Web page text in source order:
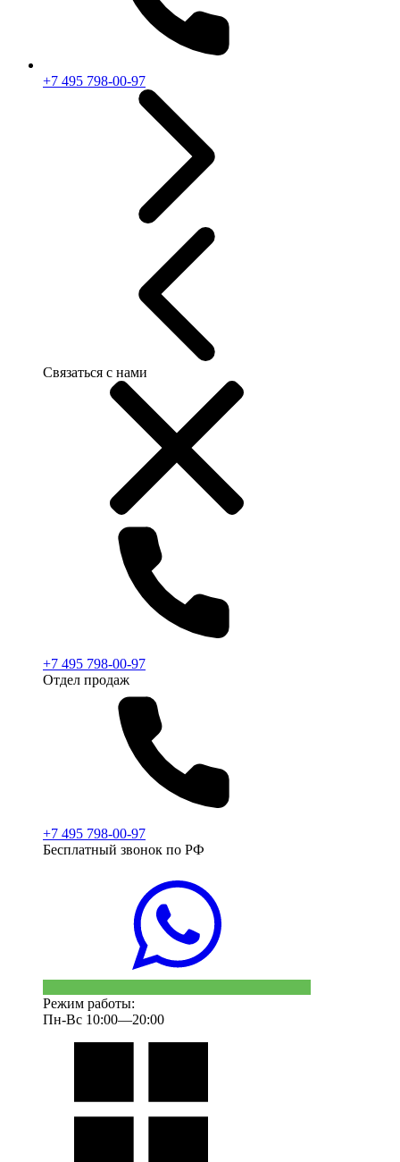
+7 495 798-00-97
Связаться с нами
+7 495 798-00-97
Отдел продаж
+7 495 798-00-97
Бесплатный звонок по РФ
Режим работы:
Пн-Вс 10:00—20:00